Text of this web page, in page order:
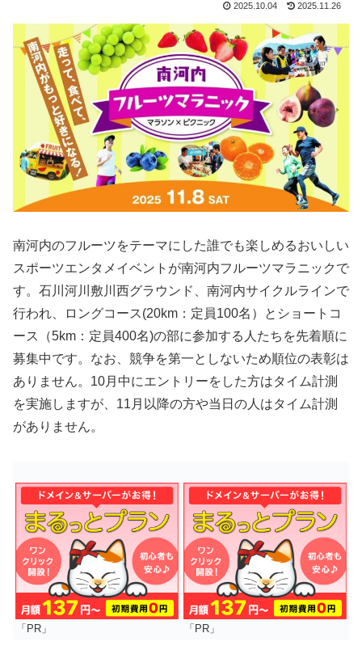
2025.10.04 2025.11.26
南河内のフルーツをテーマにした誰でも楽しめるおいしい
スポーツエンタメイベントが南河内フルーツマラニックで
す。石川河川敷川西グラウンド、南河内サイクルラインで
行われ、ロングコース(20km：定員100名）とショートコ
ース（5km：定員400名)の部に参加する人たちを先着順に
募集中です。なお、競争を第一としないため順位の表彰は
ありません。10月中にエントリーをした方はタイム計測
を実施しますが、11月以降の方や当日の人はタイム計測
がありません。
「PR」 「PR」